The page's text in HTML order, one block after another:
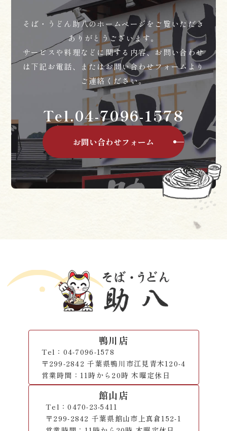
そば・うどん助八のホームページをご覧いただき
ありがとうございます。
サービスや料理などに関する内容、お問い合わせ
は下記お電話、またはお問い合わせフォームより
ご連絡ください。
Tel.04-7096-1578
お問い合わせフォーム
鴨川店
Tel：04-7096-1578
〒299-2842 千葉県鴨川市江見青木120-4
営業時間：11時から20時 木曜定休日
館山店
Tel：0470-23-5411
〒299-2842 千葉県館山市上真倉152-1